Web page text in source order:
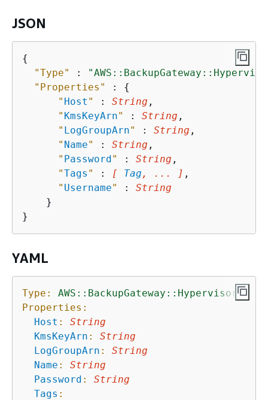
JSON
{
"Type"
:
"Properties"
: {
" Host " : String ,
" KmsKeyArn" : String ,
" LogGroupArn" : String ,
" Name" : String ,
" Password" : String ,
"Tags " : [ Tag , ... ] ,
" Username" : String
    }
YAML
Type:
AWS::BackupGateway::Hypervisor
Properties:
Host :
String
KmsKeyArn :
String
LogGroupArn :
String
Name :
String
Password :
String
Tags :